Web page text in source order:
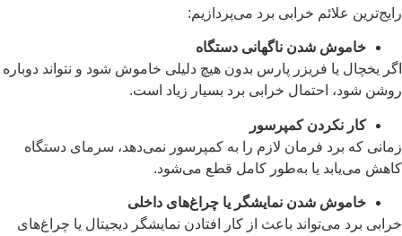
رایج‌ترین علائم خرابی برد می‌پردازیم:
خاموش شدن ناگهانی دستگاه
اگر یخچال یا فریزر پارس بدون هیچ دلیلی خاموش شود و نتواند دوباره
روشن شود، احتمال خرابی برد بسیار زیاد است.
کار نکردن کمپرسور
زمانی که برد فرمان لازم را به کمپرسور نمی‌دهد، سرمای دستگاه
کاهش می‌یابد یا به‌طور کامل قطع می‌شود.
خاموش شدن نمایشگر یا چراغ‌های داخلی
خرابی برد می‌تواند باعث از کار افتادن نمایشگر دیجیتال یا چراغ‌های